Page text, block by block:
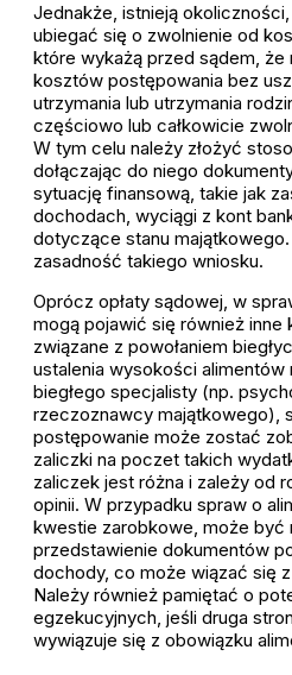
Jednakże, istnieją
ubiegać się o zwolnienie od
które wykażą przed sądem, że
kosztów postępowania bez
utrzymania lub utrzymania
częściowo lub całkowicie
W tym celu należy złożyć
dołączając do niego
sytuację finansową, takie jak
dochodach, wyciągi z kont
dotyczące stanu
zasadność takiego wniosku.
Oprócz opłaty sądowej, w
mogą pojawić się również inne
związane z powołaniem
ustalenia wysokości alimentów
biegłego specjalisty (np.
rzeczoznawcy majątkowego),
postępowanie może zostać
zaliczki na poczet takich
zaliczek jest różna i zależy od
opinii. W przypadku spraw o
kwestie zarobkowe, może być
przedstawienie dokumentów
dochody, co może wiązać się
Należy również pamiętać o
egzekucyjnych, jeśli druga
wywiązuje się z obowiązku